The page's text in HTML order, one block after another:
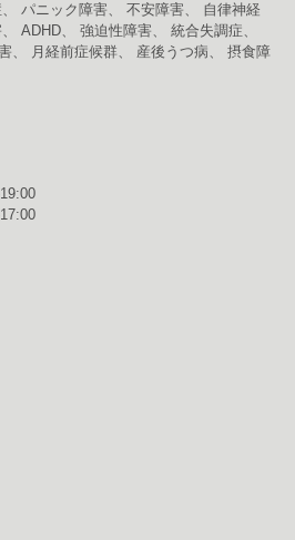
パニック障害、 不安障害、 自律神経
ADHD、 強迫性障害、 統合失調症、
、 月経前症候群、 産後うつ病、 摂食障